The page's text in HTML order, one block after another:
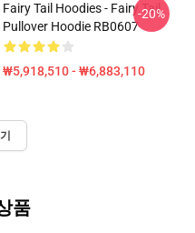
Fairy Tail Hoodies - Fairy Tail
Pullover Hoodie RB0607
₩5,918,510 - ₩6,883,110
-20%
품